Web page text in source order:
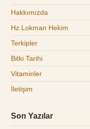
Hakkımızda
Hz.Lokman Hekim
Terkipler
Bitki Tarihi
Vitaminler
İletişim
Son Yazılar